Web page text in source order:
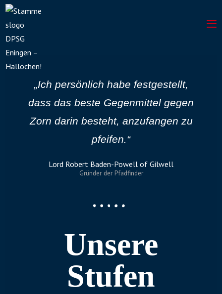
„Ich persönlich habe festgestellt,
dass das beste Gegenmittel gegen
Zorn darin besteht, anzufangen zu
pfeifen.“
Lord Robert Baden-Powell of Gilwell
Gründer der Pfadfinder
Unsere
Stufen